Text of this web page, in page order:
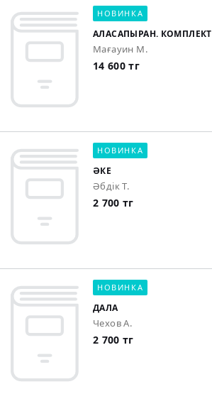
НОВИНКА
АЛАСАПЫРАН. КОМПЛЕКТ
Мағауин М.
14 600 тг
НОВИНКА
ӘКЕ
Әбдік Т.
2 700 тг
НОВИНКА
ДАЛА
Чехов А.
2 700 тг